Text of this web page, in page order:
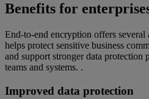
Benefits for
End-to-end encryption offers
helps protect sensitive business
and support stronger data protection
teams and systems. .
Improved data protection